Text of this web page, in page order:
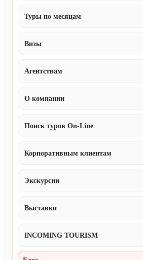
Туры по месяцам
Визы
Агентствам
О компании
Поиск туров On-Line
Корпоративным клиентам
Экскурсии
Выставки
INCOMING TOURISM